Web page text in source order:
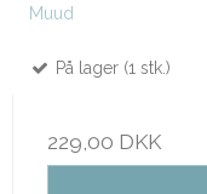
Muud
På lager (1 stk.)
229,00 DKK